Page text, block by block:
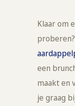
Klaar om
een
maakt en
je graag